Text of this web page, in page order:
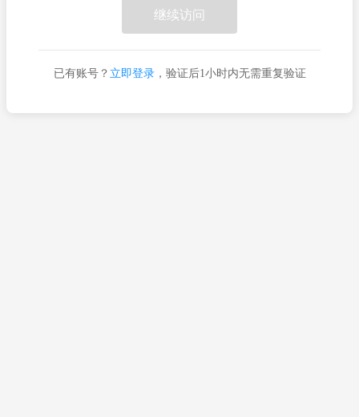
继续访问
已有账号？ 立即登录，验证后1小时内无需重复验证